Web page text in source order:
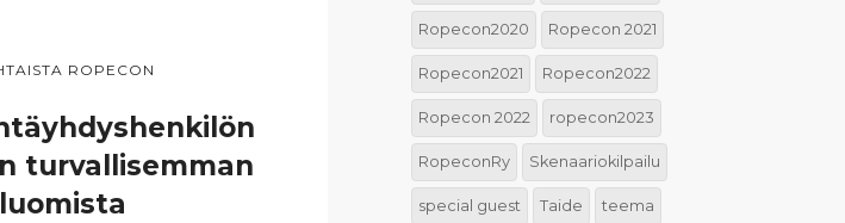
ROPECON
turvallisemman
Ropecon2020 Ropecon 2021
Ropecon2021 Ropecon2022
Ropecon 2022 ropecon2023
RopeconRy Skenaariokilpailu
special guest Taide teema